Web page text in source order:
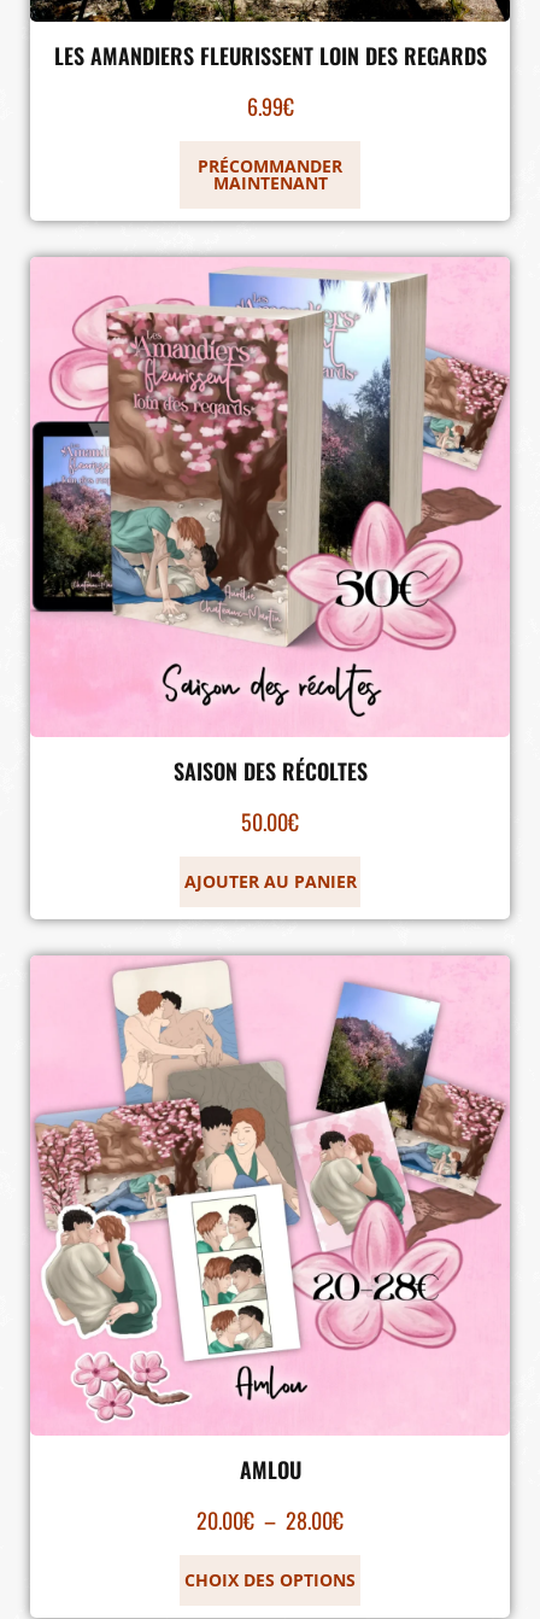
LES AMANDIERS FLEURISSENT LOIN DES REGARDS
6.99€
PRÉCOMMANDER
MAINTENANT
SAISON DES RÉCOLTES
50.00€
AJOUTER AU PANIER
AMLOU
20.00€ – 28.00€
CHOIX DES OPTIONS